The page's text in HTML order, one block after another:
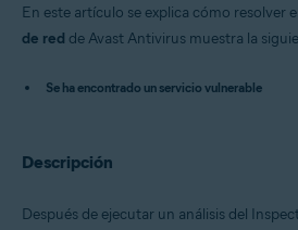
Avast Free Antivirus
Windows
En este artículo se explica cómo resolver
de red de Avast Antivirus muestra la
Se ha encontrado un servicio vulnerable
Descripción
Después de ejecutar un análisis del